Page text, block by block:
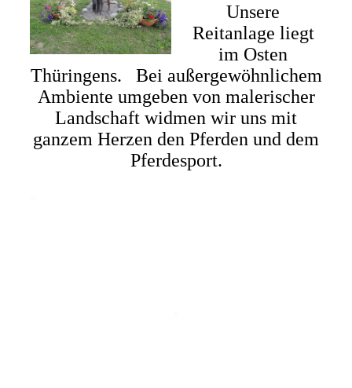
Unsere
Reitanlage liegt
im Osten
Thüringens. Bei außergewöhnlichem
Ambiente umgeben von malerischer
Landschaft widmen wir uns mit
ganzem Herzen den Pferden und dem
Pferdesport.